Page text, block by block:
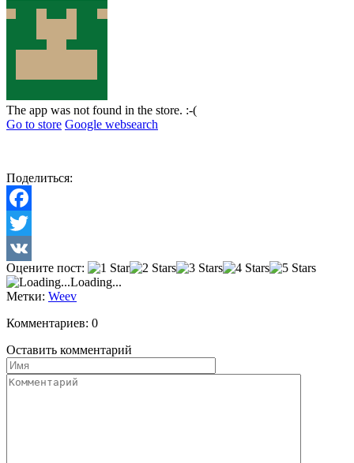
The app was not found in the store. :-(
Go to store Google websearch
Поделиться:
Facebook
Twitter
VK
Оцените пост:
Loading...
Метки: Weev
Комментариев: 0
Оставить комментарий